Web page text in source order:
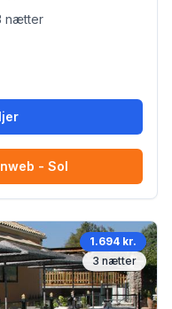
nætter
- Sol
1.694 kr.
3 nætter